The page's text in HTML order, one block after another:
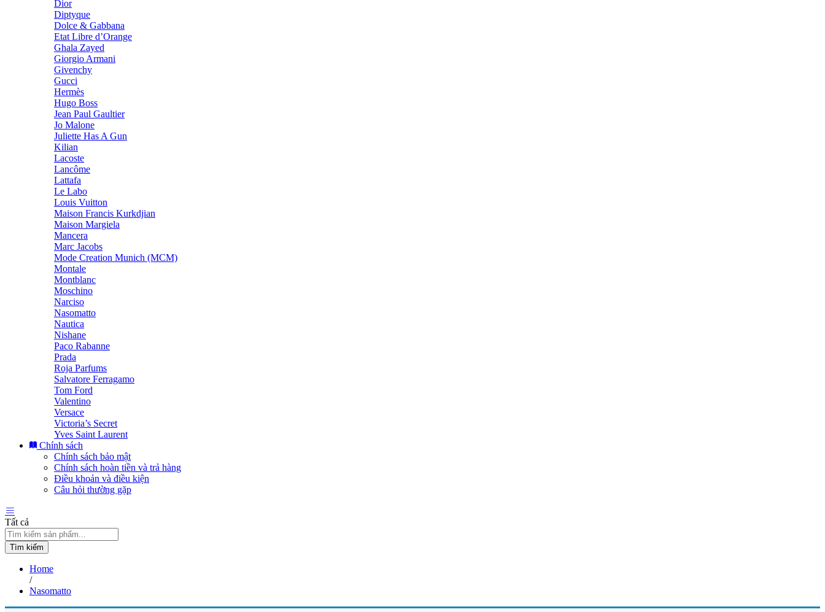
Dior
Diptyque
Dolce & Gabbana
Etat Libre d’Orange
Ghala Zayed
Giorgio Armani
Givenchy
Gucci
Hermès
Hugo Boss
Jean Paul Gaultier
Jo Malone
Juliette Has A Gun
Kilian
Lacoste
Lancôme
Lattafa
Le Labo
Louis Vuitton
Maison Francis Kurkdjian
Maison Margiela
Mancera
Marc Jacobs
Mode Creation Munich (MCM)
Montale
Montblanc
Moschino
Narciso
Nasomatto
Nautica
Nishane
Paco Rabanne
Prada
Roja Parfums
Salvatore Ferragamo
Tom Ford
Valentino
Versace
Victoria’s Secret
Yves Saint Laurent
Chính sách
Chính sách bảo mật
Chính sách hoàn tiền và trả hàng
Điều khoản và điều kiện
Câu hỏi thường gặp
Tất cả
Tìm kiếm
Home
/
Nasomatto